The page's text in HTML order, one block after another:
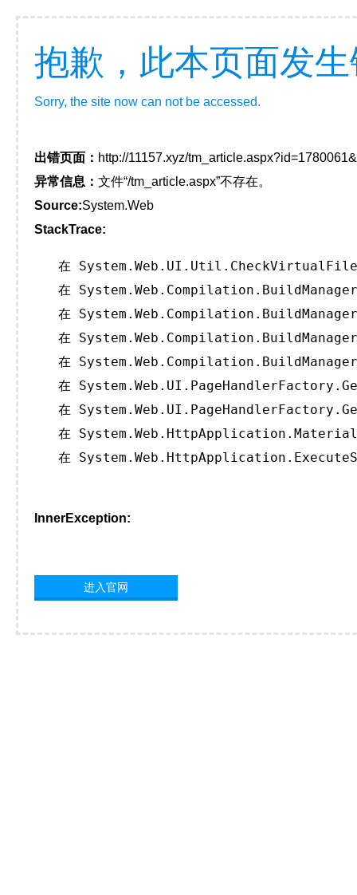
抱歉，此本页面发
Sorry, the site now can not be accessed.
出错页面： http://11157.xyz/
异常信息： 文件“/tm_article.aspx”不存在。
Source:System.Web
StackTrace:
在
在
在
在
在
在
在
在
在
InnerException:
进入官网